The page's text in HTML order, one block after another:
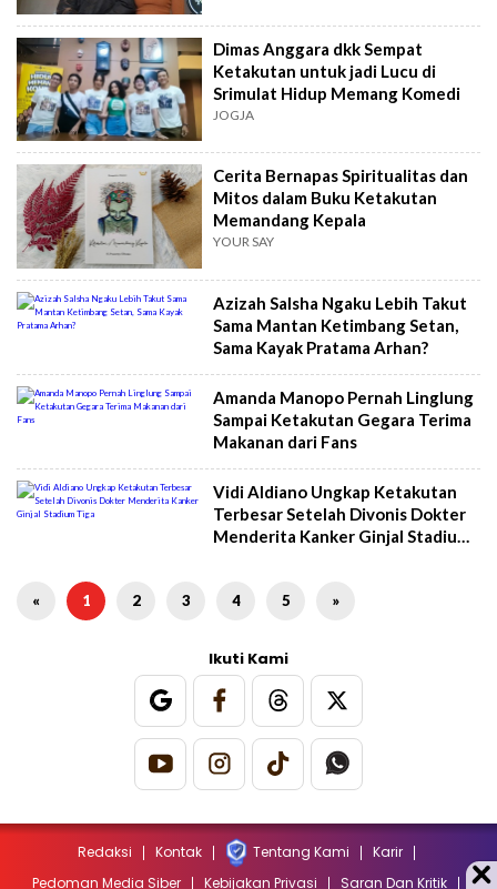
Dimas Anggara dkk Sempat
Ketakutan untuk jadi Lucu di
Srimulat Hidup Memang Komedi
JOGJA
Cerita Bernapas Spiritualitas dan
Mitos dalam Buku Ketakutan
Memandang Kepala
YOUR SAY
Azizah Salsha Ngaku Lebih Takut
Sama Mantan Ketimbang Setan,
Sama Kayak Pratama Arhan?
Amanda Manopo Pernah Linglung
Sampai Ketakutan Gegara Terima
Makanan dari Fans
Vidi Aldiano Ungkap Ketakutan
Terbesar Setelah Divonis Dokter
Menderita Kanker Ginjal Stadium
« 1 2 3 4 5 »
Ikuti Kami
Redaksi Kontak Tentang Kami
Karir
Pedoman Media Siber
Kebijakan Privasi Saran Dan Kritik